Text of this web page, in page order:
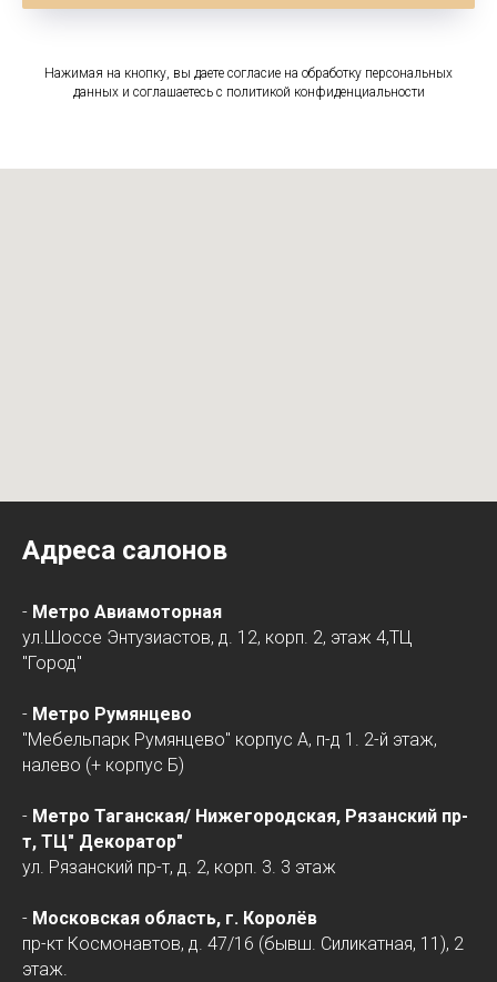
Нажимая на кнопку, вы даете согласие на обработку персональных
данных и соглашаетесь c политикой конфиденциальности
Адреса салонов
- Метро Авиамоторная
ул.Шоссе Энтузиастов, д. 12, корп. 2, этаж 4,ТЦ
"Город"
- Метро Румянцево
"Мебельпарк Румянцево" корпус А, п-д 1. 2-й этаж,
налево (+ корпус Б)
- Метро Таганская/ Нижегородская, Рязанский пр-
т, ТЦ" Декоратор"
ул. Рязанский пр-т, д. 2, корп. 3. 3 этаж
- Московская область, г. Королёв
пр-кт Космонавтов, д. 47/16 (бывш. Силикатная, 11), 2
этаж.